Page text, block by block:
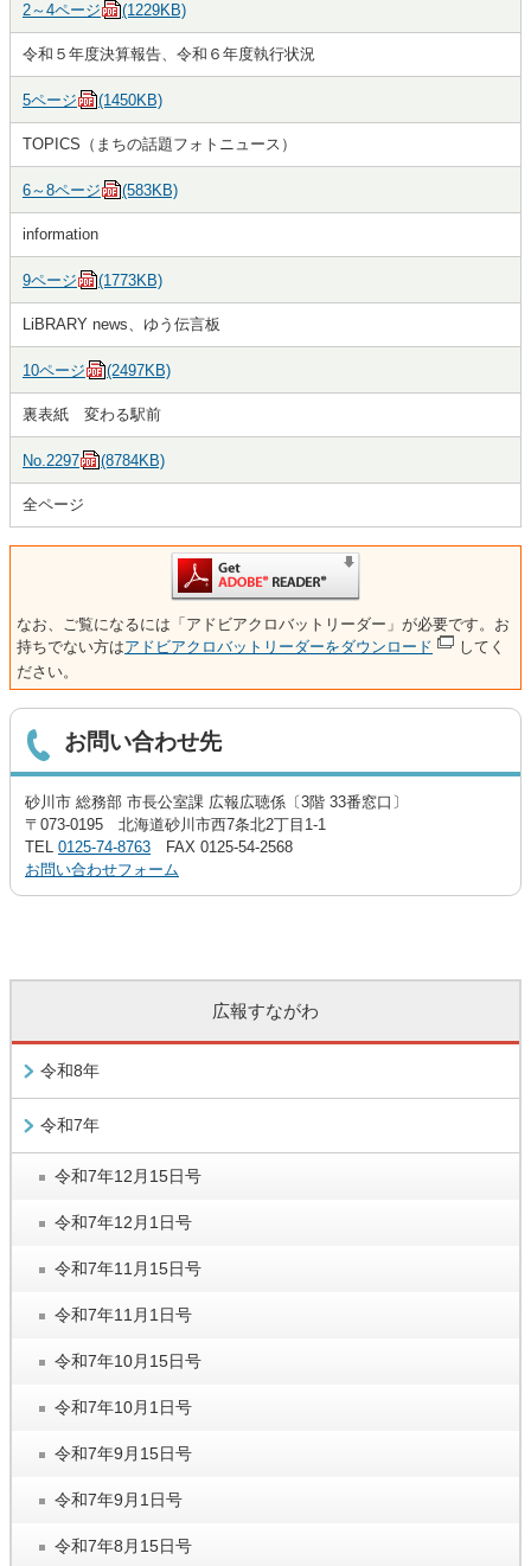
2～4ページ (1229KB)
令和５年度決算報告、令和６年度執行状況
5ページ (1450KB)
TOPICS（まちの話題フォトニュース）
6～8ページ (583KB)
information
9ページ (1773KB)
LiBRARY news、ゆう伝言板
10ページ (2497KB)
裏表紙 変わる駅前
No.2297 (8784KB)
全ページ
なお、ご覧になるには「アドビアクロバットリーダー」が必要です。お
持ちでない方はアドビアクロバットリーダーをダウンロード
してく
ださい。
お問い合わせ先
砂川市 総務部 市長公室課 広報広聴係〔3階 33番窓口〕
〒073-0195 北海道砂川市西7条北2丁目1-1
TEL 0125-74-8763 FAX 0125-54-2568
お問い合わせフォーム
広報すながわ
令和8年
令和7年
令和7年12月15日号
令和7年12月1日号
令和7年11月15日号
令和7年11月1日号
令和7年10月15日号
令和7年10月1日号
令和7年9月15日号
令和7年9月1日号
令和7年8月15日号